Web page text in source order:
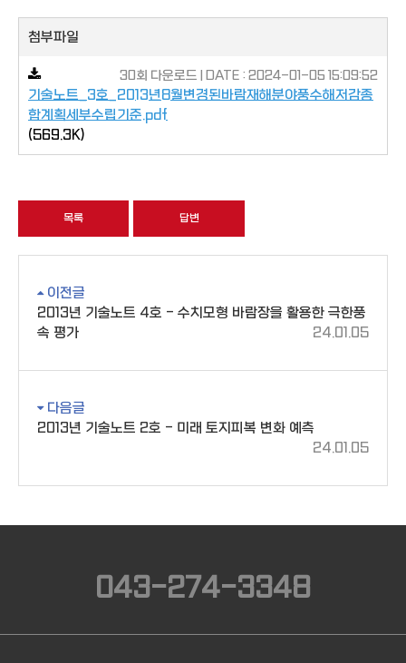
첨부파일
기술노트_3호_2013년8월변경된바람재해분야풍수해저감종
합계획세부수립기준.pdf
(569.3K)
30회 다운로드 | DATE : 2024-01-05 15:09:52
목록 답변
이전글
2013년 기술노트 4호 - 수치모형 바람장을 활용한 극한풍
속 평가
24.01.05
다음글
2013년 기술노트 2호 - 미래 토지피복 변화 예측
24.01.05
043-274-3348